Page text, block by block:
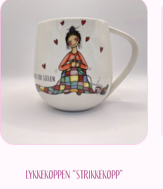
Lykkekoppen “Strikkekopp”